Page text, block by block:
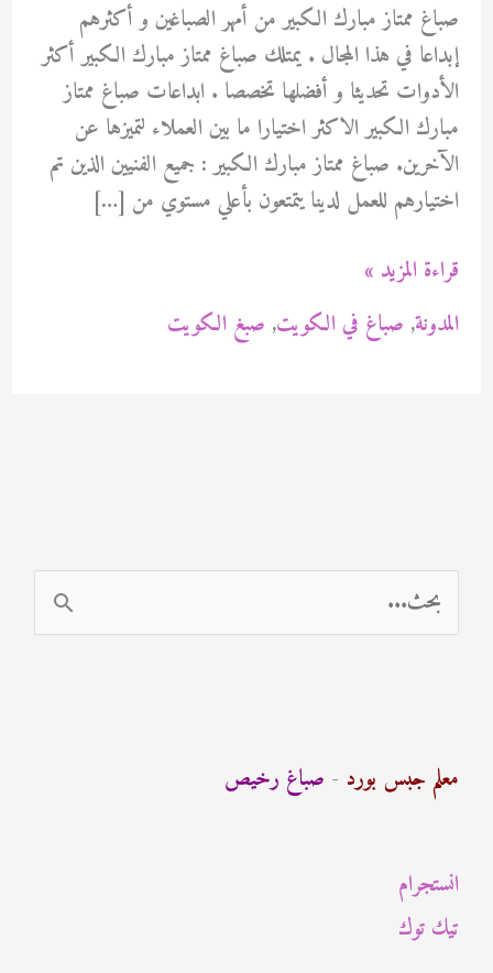
صباغ ممتاز مبارك الكبير من أمهر الصباغين و أكثرهم
إبداعا في هذا المجال . يمتلك صباغ ممتاز مبارك الكبير أكثر
الأدوات تحديثا و أفضلها تخصصا . ابداعات صباغ ممتاز
مبارك الكبير الاكثر اختيارا ما بين العملاء لتميزها عن
الآخرين. صباغ ممتاز مبارك الكبير : جميع الفنيين الذين تم
اختيارهم للعمل لدينا يتمتعون بأعلي مستوي من […]
صباغ
ممتاز
مبارك
قراءة المزيد »
المدونة, صباغ في الكويت, صبغ الكويت
ل
ث
:
معلم جبس بورد - صباغ رخيص
انستجرام
تيك توك